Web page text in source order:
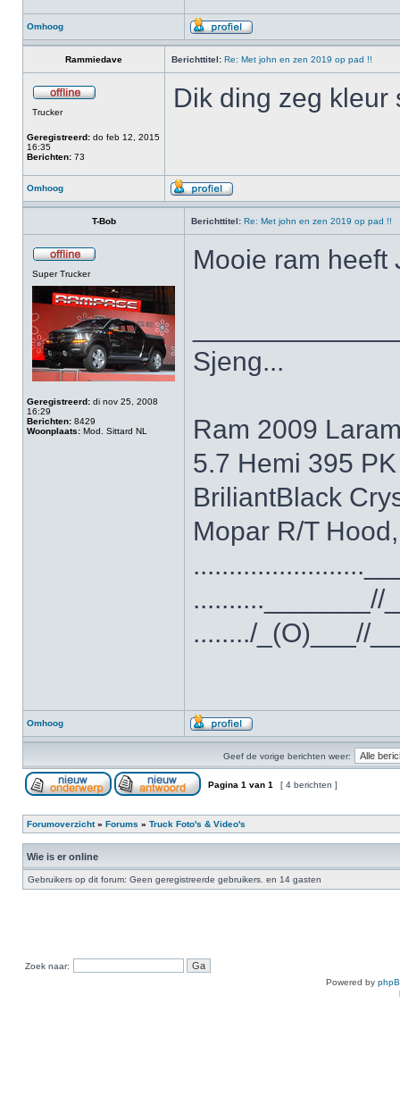
Omhoog
Rammiedave Berichttitel: Re: Met john en zen 2019 op pad !!
Trucker
Geregistreerd: do feb 12, 2015
16:35
Berichten: 73
Dik ding zeg kleur
Omhoog
T-Bob Berichttitel: Re: Met john en zen 2019 op pad !!
Super Trucker
Geregistreerd: di nov 25, 2008
16:29
Berichten: 8429
Woonplaats: Mod. Sittard NL
Mooie ram
Sjeng...
Ram 2009
5.7 Hemi 395
BriliantBlack
Mopar R/T
.........._______//
......../_(O)___//
Omhoog
Geef de vorige berichten weer:
Pagina 1 van 1 [ 4 berichten ]
Forumoverzicht» Forums » Truck Foto's & Video's
Wie is er online
Gebruikers op dit forum: Geen geregistreerde gebruikers. en 14 gasten
Zoek naar:
Powered by